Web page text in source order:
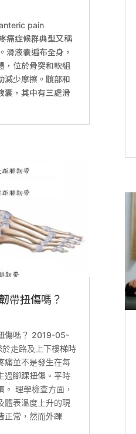
pain
痛症候群典型又稱
滑液囊遍布全身，
，位於骨突和軟組
減少摩擦。髖部和
囊，其中有三處滑
帶扭傷嗎？
傷嗎？ 2019-05-
走路及上下樓梯時
痛並不是發生在每
過腳踝扭傷。平時
。 理學檢查方面，
體表溫度上升的現
正常，然而外踝